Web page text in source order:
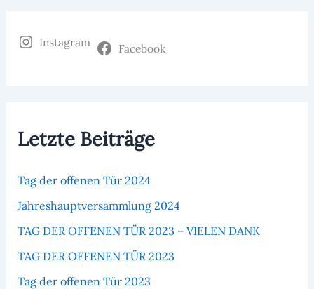
Instagram Facebook
Letzte Beiträge
Tag der offenen Tür 2024
Jahreshauptversammlung 2024
TAG DER OFFENEN TÜR 2023 – VIELEN DANK
TAG DER OFFENEN TÜR 2023
Tag der offenen Tür 2023